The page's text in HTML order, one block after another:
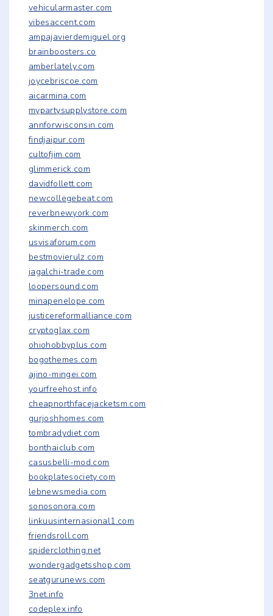
vehicularmaster.com
vibesaccent.com
ampajavierdemiguel.org
brainboosters.co
amberlately.com
joycebriscoe.com
aicarmina.com
mypartysupplystore.com
annforwisconsin.com
findjaipur.com
cultofjim.com
glimmerick.com
davidfollett.com
newcollegebeat.com
reverbnewyork.com
skinmerch.com
usvisaforum.com
bestmovierulz.com
jagalchi-trade.com
loopersound.com
minapenelope.com
justicereformalliance.com
cryptoglax.com
ohiohobbyplus.com
bogothemes.com
ajino-mingei.com
yourfreehost.info
cheapnorthfacejacketsm.com
gurjoshhomes.com
tombradydiet.com
bonthaiclub.com
casusbelli-mod.com
bookplatesociety.com
lebnewsmedia.com
sonosonora.com
linkuusinternasional1.com
friendsroll.com
spiderclothing.net
wondergadgetsshop.com
seatgurunews.com
3net.info
codeplex.info